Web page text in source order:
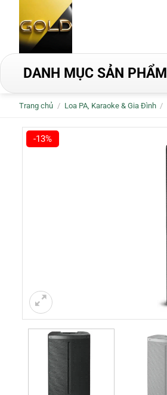
dung
DANH MỤC SẢN PHẨM
Trang chủ / Loa PA, Karaoke & Gia Đình /
-13%